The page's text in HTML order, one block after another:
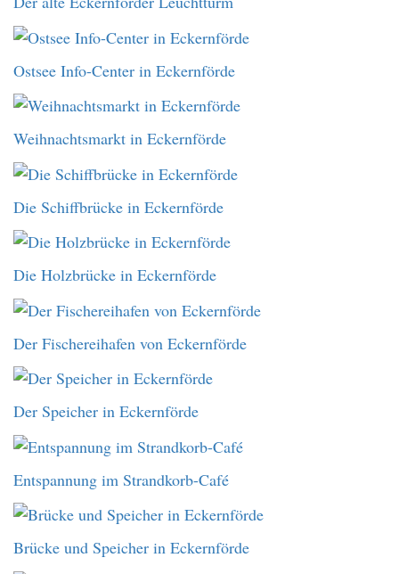
Ostsee Info-Center in Eckernförde
Weihnachtsmarkt in Eckernförde
Die Schiffbrücke in Eckernförde
Die Holzbrücke in Eckernförde
Der Fischereihafen von Eckernförde
Der Speicher in Eckernförde
Entspannung im Strandkorb-Café
Brücke und Speicher in Eckernförde